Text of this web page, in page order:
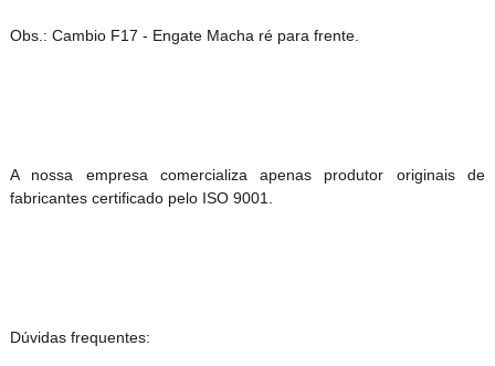
Obs.: Cambio F17 - Engate Macha ré para frente.
A nossa empresa comercializa apenas produtor originais de
fabricantes certificado pelo ISO 9001.
Dúvidas frequentes: